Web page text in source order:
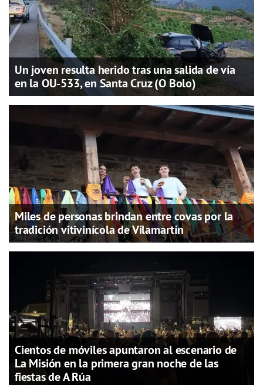
Un joven resulta herido tras una salida de vía
en la OU-533, en Santa Cruz (O Bolo)
Miles de personas brindan entre covas por la
tradición vitivinícola de Vilamartín
Cientos de móviles apuntaron al escenario de
La Misión en la primera gran noche de las
fiestas de A Rúa